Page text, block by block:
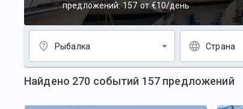
предложений: 157 от €10/день
Рыбалка Страна
Найдено 270 событий 157 предложений